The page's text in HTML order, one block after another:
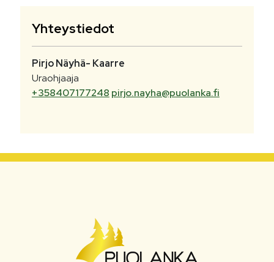
Yhteystiedot
PirjoNäyhä- Kaarre
Uraohjaaja
+358407177248 pirjo.nayha@puolanka.fi